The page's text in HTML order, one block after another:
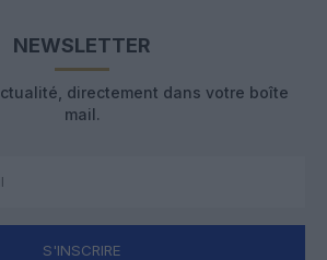
NEWSLETTER
directement dans votre boîte
mail.
S'INSCRIRE